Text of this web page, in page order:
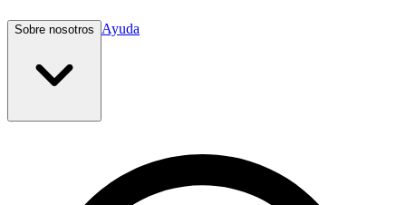
Sobre nosotros Ayuda